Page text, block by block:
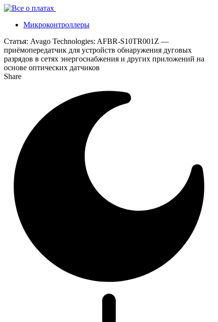
Микроконтроллеры
Статья: Avago Technologies: AFBR-S10TR001Z —
приёмопередатчик для устройств обнаружения дуговых
разрядов в сетях энергоснабжения и других приложений на
основе оптических датчиков
Share